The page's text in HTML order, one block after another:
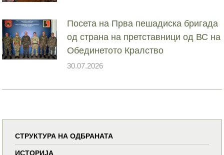
Посета на Прва пешадиска бригада
од страна на претставници од ВС на
Обединетото Кралство
30.07.2026
СТРУКТУРА НА ОДБРАНАТА
ИСТОРИЈА